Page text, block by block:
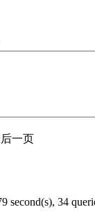
一页
second(s), 34